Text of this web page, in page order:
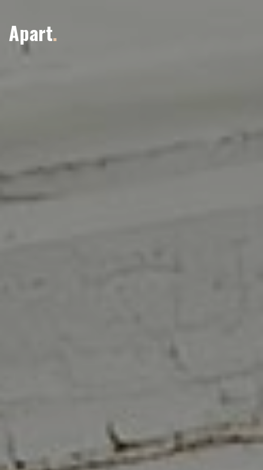
Apart.